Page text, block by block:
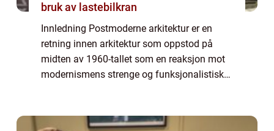
bruk av lastebilkran
Innledning Postmoderne arkitektur er en
retning innen arkitektur som oppstod på
midten av 1960-tallet som en reaksjon mot
modernismens strenge og funksjonalistiske
eksperimen...